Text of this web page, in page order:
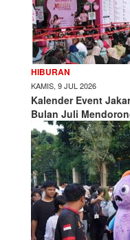
HIBURAN
KAMIS, 9 JUL 2026
Kalender Event
Bulan Juli